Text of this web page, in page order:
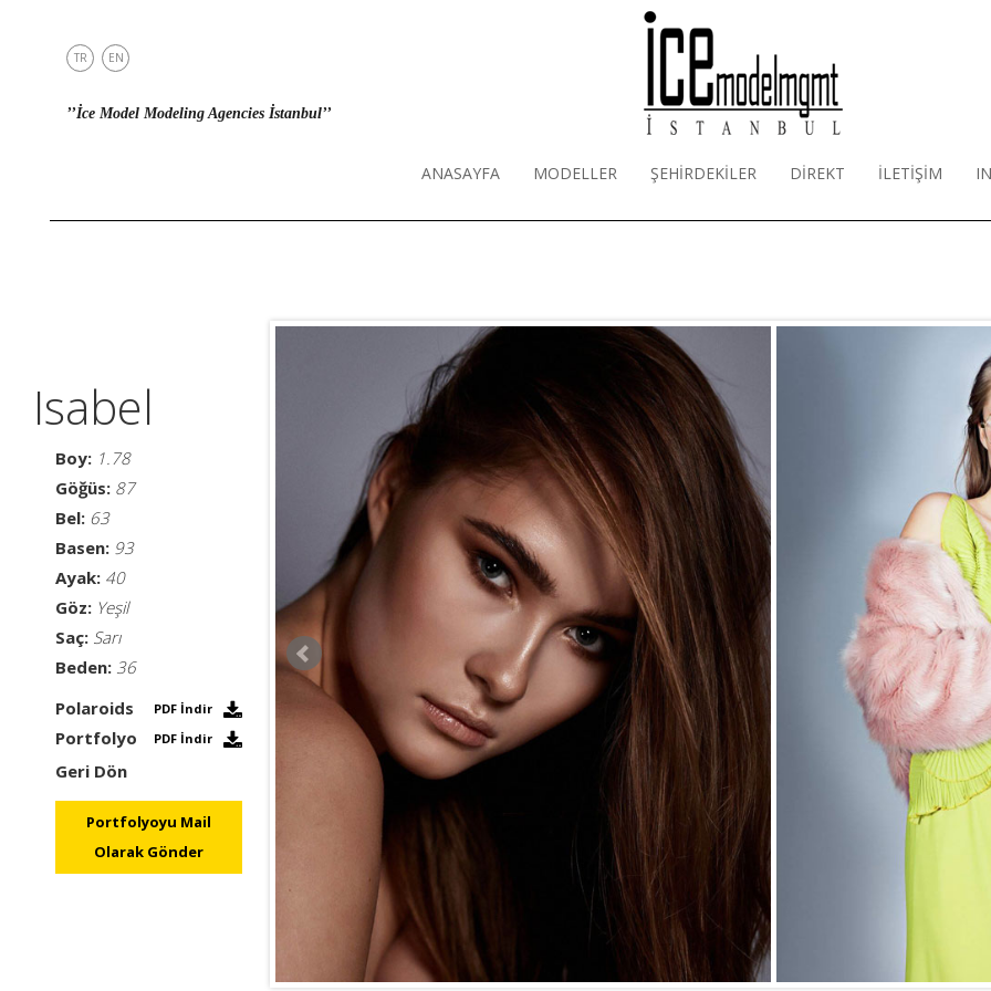
MODELLER
TR EN
’’İce Model Modeling Agencies İstanbul’’
ANASAYFA MODELLER ŞEHİRDEKİLER DİREKT İLETİŞİM
Isabel
Boy: 1.78
Göğüs: 87
Bel: 63
Basen: 93
Ayak: 40
Göz: Yeşil
Saç: Sarı
Beden: 36
Polaroids
PDF İndir
Portfolyo PDF İndir
Geri Dön
Portfolyoyu Mail
Olarak Gönder